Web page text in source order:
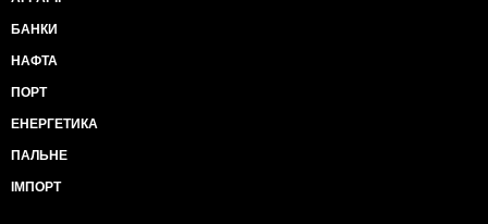
БАНКИ
НАФТА
ПОРТ
ЕНЕРГЕТИКА
ПАЛЬНЕ
ІМПОРТ